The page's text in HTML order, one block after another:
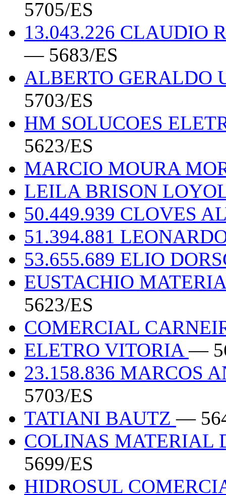
5705/ES
13.043.226 CLAUDIO
— 5683/ES
ALBERTO GERALDO
5703/ES
HM SOLUCOES
5623/ES
MARCIO MOURA
LEILA BRISON
50.449.939 CLOVES
51.394.881
53.655.689 ELIO
EUSTACHIO
5623/ES
COMERCIAL
ELETRO VITORIA—
23.158.836 MARCOS
5703/ES
TATIANI BAUTZ—
COLINAS MATERIAL
5699/ES
HIDROSUL